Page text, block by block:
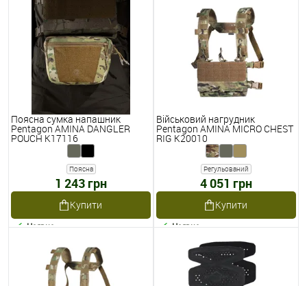
Поясна сумка напашник
Pentagon AMINA DANGLER
POUCH K17116
Поясна
1 243 грн
Купити
Наявне
Військовий нагрудник
Pentagon AMINA MICRO CHEST
RIG K20010
Регульований
4 051 грн
Купити
Наявне